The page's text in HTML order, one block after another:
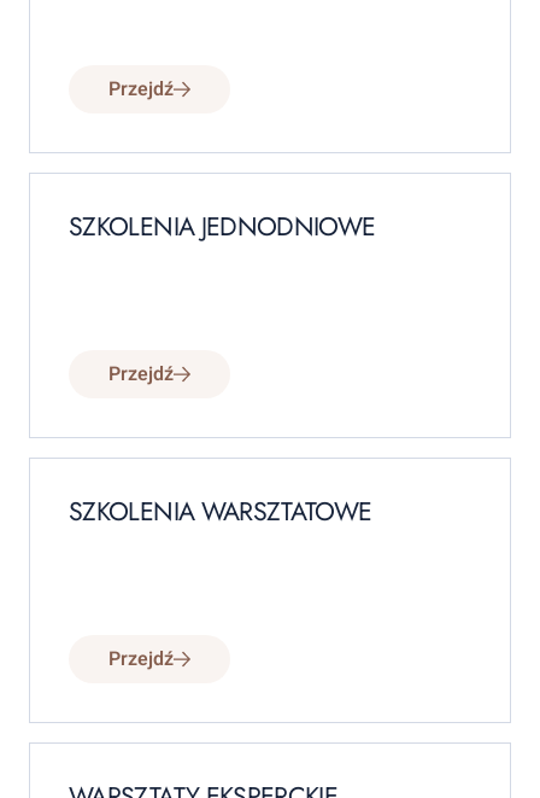
Przejdź
SZKOLENIA JEDNODNIOWE
Przejdź
SZKOLENIA WARSZTATOWE
Przejdź